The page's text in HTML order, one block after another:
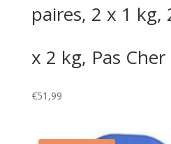
paires, 2 x 1 kg,
x 2 kg, Pas Cher
€51,99